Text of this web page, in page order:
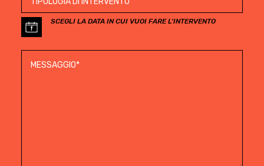
SCEGLI LA DATA IN CUI VUOI FARE L'INTERVENTO